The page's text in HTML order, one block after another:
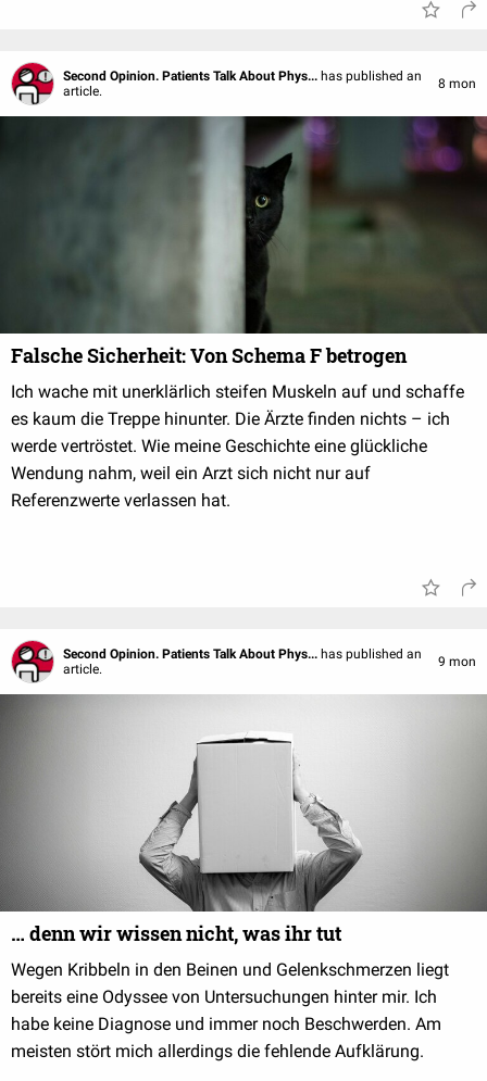
Second Opinion. Patients Talk About Phys... has published an
article.
8 mon
Falsche Sicherheit: Von Schema F betrogen
Ich wache mit unerklärlich steifen Muskeln auf und schaffe
es kaum die Treppe hinunter. Die Ärzte finden nichts – ich
werde vertröstet. Wie meine Geschichte eine glückliche
Wendung nahm, weil ein Arzt sich nicht nur auf
Referenzwerte verlassen hat.
Second Opinion. Patients Talk About Phys... has published an
article.
9 mon
… denn wir wissen nicht, was ihr tut
Wegen Kribbeln in den Beinen und Gelenkschmerzen liegt
bereits eine Odyssee von Untersuchungen hinter mir. Ich
habe keine Diagnose und immer noch Beschwerden. Am
meisten stört mich allerdings die fehlende Aufklärung.